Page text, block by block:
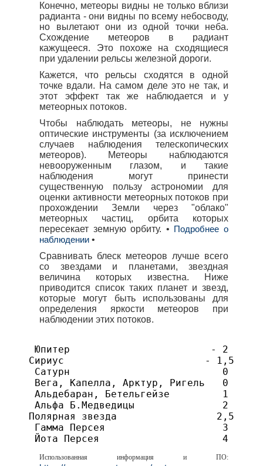
Конечно, метеоры видны не только вблизи
радианта - они видны по всему небосводу,
но вылетают они из одной точки неба.
Схождение метеоров в радиант
кажущееся. Это похоже на сходящиеся
при удалении рельсы железной дороги.
Кажется, что рельсы сходятся в одной
точке вдали. На самом деле это не так, и
этот эффект так же наблюдается и у
метеорных потоков.
Чтобы наблюдать метеоры, не нужны
оптические инструменты (за исключением
случаев наблюдения телескопических
метеоров). Метеоры наблюдаются
невооруженным глазом, и такие
наблюдения могут принести
существенную пользу астрономии для
оценки активности метеорных потоков при
прохождении Земли через "облако"
метеорных частиц, орбита которых
пересекает земную орбиту. •
Подробнее о
наблюдении •
Сравнивать блеск метеоров лучше всего
со звездами и планетами, звездная
величина которых известна. Ниже
приводится список таких планет и звезд,
которые могут быть использованы для
определения яркости метеоров при
наблюдении этих потоков.
Юпитер      		      - 2
Сириус			      - 1,5
Сатурн				0
Вега, Капелла, Арктур, Ригель 	0
Альдебаран, Бетельгейзе		1
Альфа Б.Медведицы		2
Полярная звезда			2,5
Гамма Персея			3
Использованная информация и ПО: